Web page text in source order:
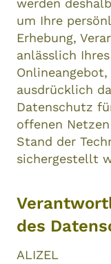
werden
um Ihre
Erhebung,
anlässlich
ausdrücklich
Datenschutz
offenen
Stand der
sichergestellt
des
ALIZEL